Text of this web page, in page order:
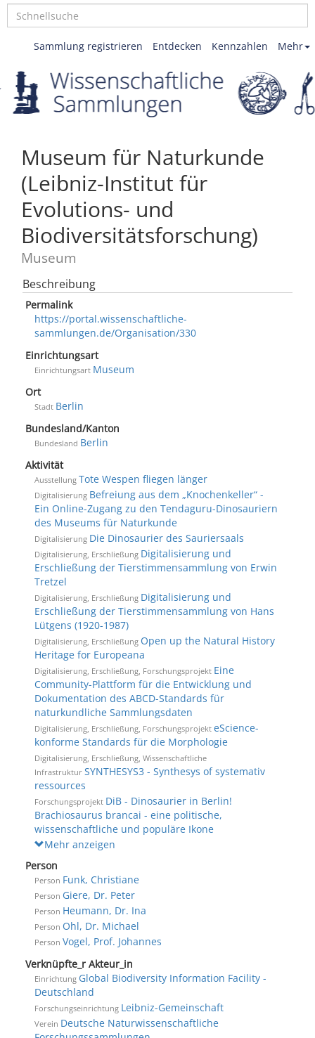
Mehr
Kennzahlen
Entdecken
Sammlung registrieren
Museum für Naturkunde
(Leibniz-Institut für
Evolutions- und
Biodiversitätsforschung)
Museum
Beschreibung
Permalink
https://portal.wissenschaftliche-
sammlungen.de/Organisation/330
Einrichtungsart
Einrichtungsart Museum
Ort
Stadt Berlin
Bundesland/Kanton
Bundesland Berlin
Aktivität
Ausstellung Tote Wespen fliegen länger
Digitalisierung Befreiung aus dem „Knochenkeller“ -
Ein Online-Zugang zu den Tendaguru-Dinosauriern
des Museums für Naturkunde
Digitalisierung Die Dinosaurier des Sauriersaals
Digitalisierung, Erschließung Digitalisierung und
Erschließung der Tierstimmensammlung von Erwin
Tretzel
Digitalisierung, Erschließung Digitalisierung und
Erschließung der Tierstimmensammlung von Hans
Lütgens (1920-1987)
Digitalisierung, Erschließung Open up the Natural History
Heritage for Europeana
Digitalisierung, Erschließung, Forschungsprojekt Eine
Community-Plattform für die Entwicklung und
Dokumentation des ABCD-Standards für
naturkundliche Sammlungsdaten
Digitalisierung, Erschließung, Forschungsprojekt eScience-
konforme Standards für die Morphologie
Digitalisierung, Erschließung, Wissenschaftliche
Infrastruktur SYNTHESYS3 - Synthesys of systemativ
ressources
Forschungsprojekt DiB - Dinosaurier in Berlin!
Brachiosaurus brancai - eine politische,
wissenschaftliche und populäre Ikone
Mehr anzeigen
Person
Person Funk, Christiane
Person Giere, Dr. Peter
Person Heumann, Dr. Ina
Person Ohl, Dr. Michael
Person Vogel, Prof. Johannes
Verknüpfte_r Akteur_in
Einrichtung Global Biodiversity Information Facility -
Deutschland
Forschungseinrichtung Leibniz-Gemeinschaft
Verein Deutsche Naturwissenschaftliche